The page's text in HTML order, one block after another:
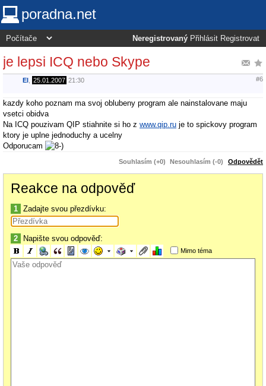
poradna.net
Neregistrovaný Přihlásit Registrovat
je lepsi ICQ nebo Skype
El 25.01.2007 21:30 #6
kazdy koho poznam ma svoj oblubeny program ale nainstalovane maju
vsetci obidva
Na ICQ pouzivam QIP stiahnite si ho z www.qip.ru je to spickovy program
ktory je uplne jednoduchy a ucelny
Odporucam
Souhlasím (+0) Nesouhlasím (-0) Odpovědět
Reakce na odpověď
1 Zadajte svou přezdívku:
2 Napište svou odpověď:
Mimo téma